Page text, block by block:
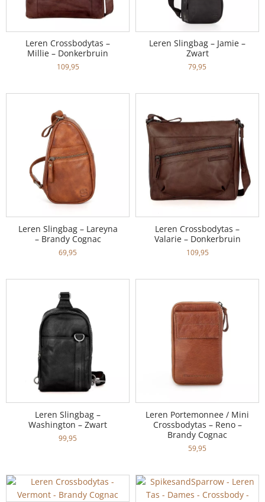
Leren Crossbodytas –
Millie – Donkerbruin
109,95
Leren Slingbag – Jamie –
Zwart
79,95
Leren Slingbag – Lareyna
– Brandy Cognac
69,95
Leren Crossbodytas –
Valarie – Donkerbruin
109,95
Leren Slingbag –
Washington – Zwart
99,95
Leren Portemonnee / Mini
Crossbodytas – Reno –
Brandy Cognac
59,95